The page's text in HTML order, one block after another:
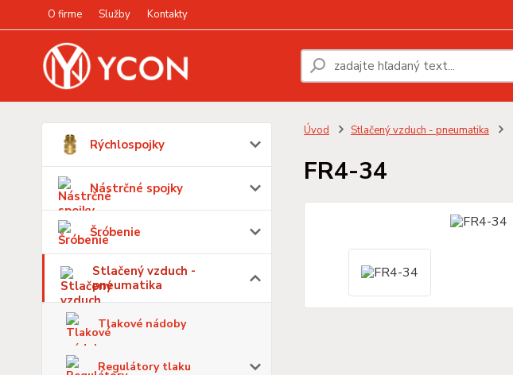
O firme Služby Kontakty
Rýchlospojky
Nástrčné spojky
Šróbenie
Stlačený vzduch -
pneumatika
Tlakové nádoby
Regulátory tlaku
Úvod Stlačený vzduch - pneumatika
FR4-34